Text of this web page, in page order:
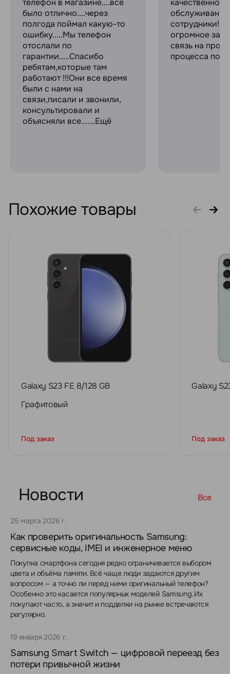
телефон в магазине....все
было отлично....через
полгода поймал какую-то
ошибку.....Мы телефон
отослали по
гарантии.....Спасибо
ребятам,которые там
работают !!!Они все время
были с нами на
связи,писали и звонили,
консультировали и
объясняли все....…Ещё
качественное
сотрудники!
огромное за
связь на
процесса
Похожие товары
Galaxy S23 FE 8/128 GB
Графитовый
Под заказ
Galaxy
Под заказ
Новости Все
25 марта 2026 г.
Как проверить оригинальность Samsung:
сервисные коды, IMEI и инженерное меню
Покупка смартфона сегодня редко ограничивается выбором
цвета и объёма памяти. Всё чаще люди задаются другим
вопросом — а точно ли перед ними оригинальный телефон?
Особенно это касается популярных моделей Samsung. Их
покупают часто, а значит и подделки на рынке встречаются
регулярно.
19 января 2026 г.
Samsung Smart Switch — цифровой переезд без
потери привычной жизни